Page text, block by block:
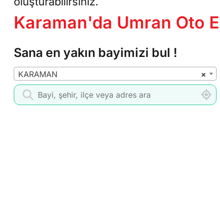
Karaman'da Umran Oto
Sana en yakın bayimizi bul !
×
KARAMAN
Bayi Ara